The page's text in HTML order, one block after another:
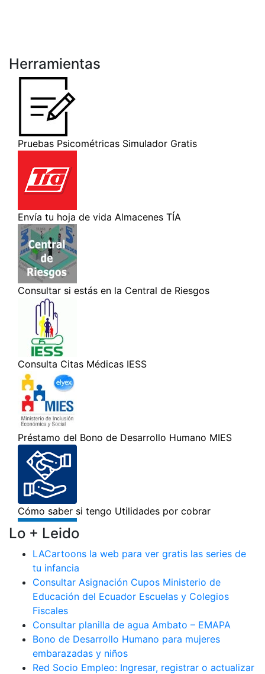
Herramientas
Lo + Leido
LACartoons la web para ver gratis las series de
tu infancia
Consultar Asignación Cupos Ministerio de
Educación del Ecuador Escuelas y Colegios
Fiscales
Consultar planilla de agua Ambato – EMAPA
Bono de Desarrollo Humano para mujeres
embarazadas y niños
Red Socio Empleo: Ingresar, registrar o actualizar